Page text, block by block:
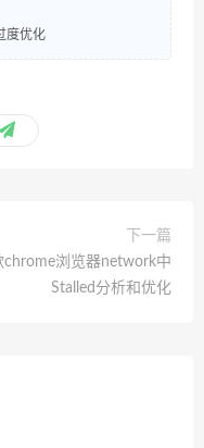
度优化
下一篇
chrome浏览器network中
Stalled分析和优化